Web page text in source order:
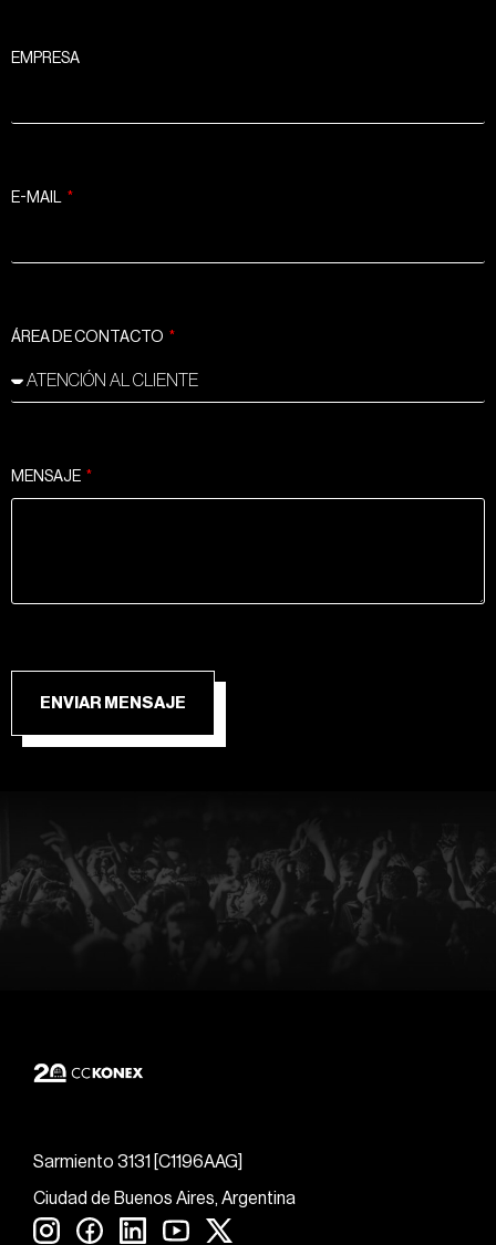
EMPRESA
E-MAIL
ÁREA DE CONTACTO
MENSAJE
ENVIAR MENSAJE
Sarmiento 3131 [C1196AAG]
Ciudad de Buenos Aires, Argentina